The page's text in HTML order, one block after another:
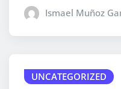
Ismael Muñoz
UNCATEGORIZED